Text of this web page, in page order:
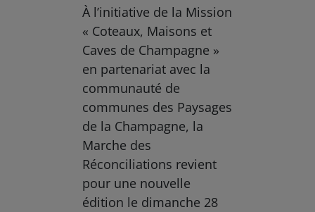
À l’initiative de la Mission
« Coteaux, Maisons et
Caves de Champagne »
en partenariat avec la
communauté de
communes des Paysages
de la Champagne, la
Marche des
Réconciliations revient
pour une nouvelle
édition le dimanche 28